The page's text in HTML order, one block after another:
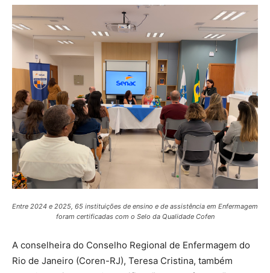
Entre 2024 e 2025, 65 instituições de ensino e de assistência em Enfermagem
foram certificadas com o Selo da Qualidade Cofen
A conselheira do Conselho Regional de Enfermagem do
Rio de Janeiro (Coren-RJ), Teresa Cristina, também